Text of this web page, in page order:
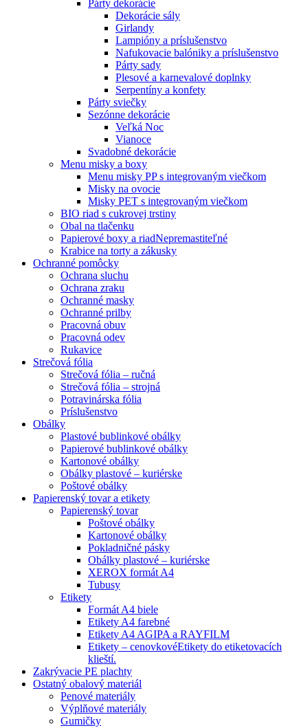
Párty dekorácie
Dekorácie sály
Girlandy
Lampióny a príslušenstvo
Nafukovacie balóniky a príslušenstvo
Párty sady
Plesové a karnevalové doplnky
Serpentíny a konfety
Párty sviečky
Sezónne dekorácie
Veľká Noc
Vianoce
Svadobné dekorácie
Menu misky a boxy
Menu misky PP s integrovaným viečkom
Misky na ovocie
Misky PET s integrovaným viečkom
BIO riad s cukrovej trstiny
Obal na tlačenku
Papierové boxy a riadNepremastiteľné
Krabice na torty a zákusky
Ochranné pomôcky
Ochrana sluchu
Ochrana zraku
Ochranné masky
Ochranné prilby
Pracovná obuv
Pracovná odev
Rukavice
Strečová fólia
Strečová fólia – ručná
Strečová fólia – strojná
Potravinárska fólia
Príslušenstvo
Obálky
Plastové bublinkové obálky
Papierové bublinkové obálky
Kartonové obálky
Obálky plastové – kuriérske
Poštové obálky
Papierenský tovar a etikety
Papierenský tovar
Poštové obálky
Kartonové obálky
Pokladničné pásky
Obálky plastové – kuriérske
XEROX formát A4
Tubusy
Etikety
Formát A4 biele
Etikety A4 farebné
Etikety A4 AGIPA a RAYFILM
Etikety – cenovkovéEtikety do etiketovacích
klieští.
Zakrývacie PE plachty
Ostatný obalový materiál
Penové materiály
Výplňové materiály
Gumičky